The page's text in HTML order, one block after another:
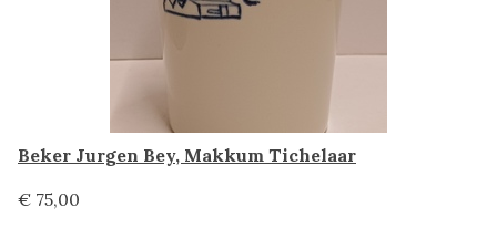
Beker Jurgen Bey, Makkum Tichelaar
€ 75,00